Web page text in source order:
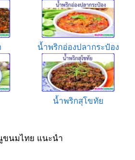
น้ำพริกอ่องปลากระป๋อง
น้ำพริกสุโขทัย
ขนมไทย แนะนำ